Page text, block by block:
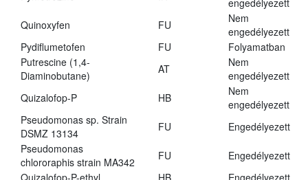
engedélyezett
Quinoxyfen
FU
Nem
engedélyezett
Pydiflumetofen
FU
Folyamatban
Putrescine (1,4-
Diaminobutane)
AT
Nem
engedélyezett
Quizalofop-P
HB
Nem
engedélyezett
Pseudomonas sp. Strain
DSMZ 13134
FU
Engedélyezett
Pseudomonas
chlororaphis strain MA342
FU
Engedélyezett